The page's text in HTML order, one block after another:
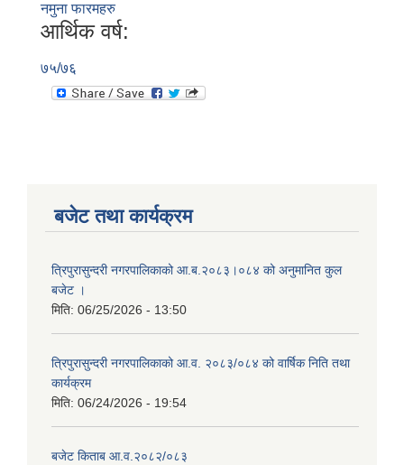
नमुना फारमहरु
आर्थिक वर्ष:
७५/७६
बजेट तथा कार्यक्रम
त्रिपुरासुन्दरी नगरपालिकाको आ.ब.२०८३।०८४ को अनुमानित कुल
बजेट ।
मिति: 06/25/2026 - 13:50
त्रिपुरासुन्दरी नगरपालिकाको आ.व. २०८३/०८४ को वार्षिक निति तथा
कार्यक्रम
मिति: 06/24/2026 - 19:54
बजेट किताब आ.व.२०८२/०८३